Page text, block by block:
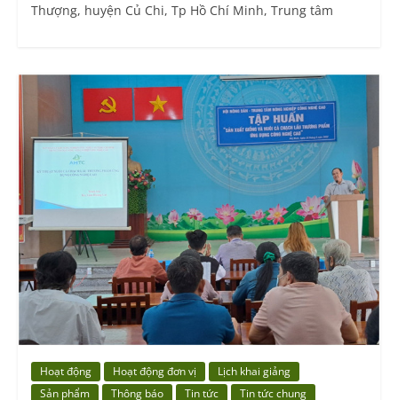
Thượng, huyện Củ Chi, Tp Hồ Chí Minh, Trung tâm
Hoạt động Hoạt động đơn vị
Lịch khai giảng
Sản phẩm
Thông báo Tin tức Tin tức chung